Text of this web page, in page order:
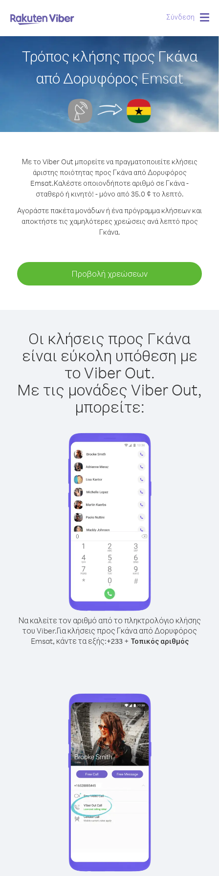
Σύνδεση
Τρόπος κλήσης προς Γκάνα
από Δορυφόρος Emsat
Με το Viber Out μπορείτε να πραγματοποιείτε κλήσεις
άριστης ποιότητας προς Γκάνα από Δορυφόρος
Emsat.Καλέστε οποιονδήποτε αριθμό σε Γκάνα -
σταθερό ή κινητό! - μόνο από 35.0 ¢ το λεπτό.
Αγοράστε πακέτα μονάδων ή ένα πρόγραμμα κλήσεων και
αποκτήστε τις χαμηλότερες χρεώσεις ανά λεπτό προς
Γκάνα.
Προβολή χρεώσεων
Οι κλήσεις προς Γκάνα
είναι εύκολη υπόθεση με
το Viber Out.
Με τις μονάδες Viber Out,
μπορείτε:
Να καλείτε τον αριθμό από το πληκτρολόγιο κλήσης
του Viber.Για κλήσεις προς Γκάνα από Δορυφόρος
Emsat, κάντε τα εξής:+233+ Τοπικός αριθμός